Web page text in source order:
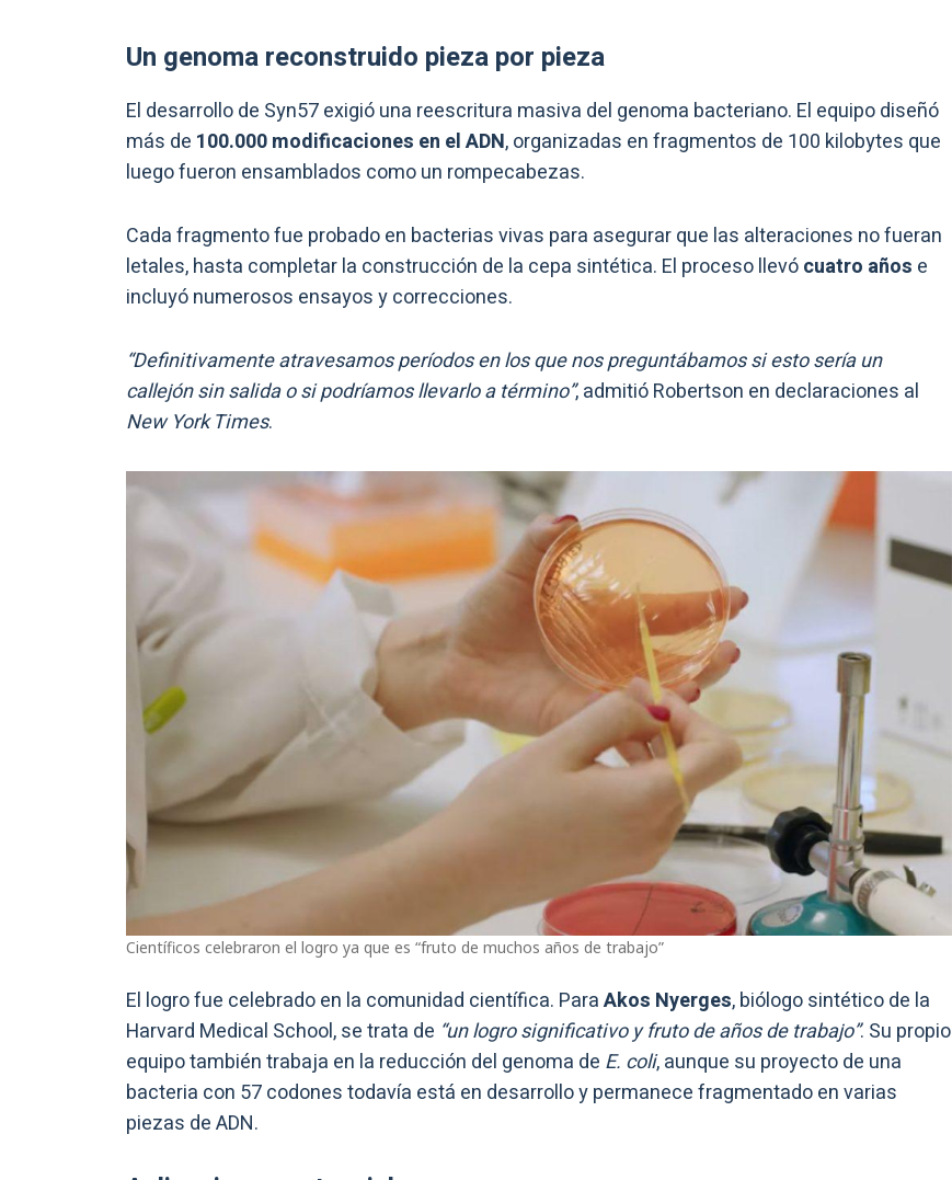
Un genoma reconstruido pieza por pieza
El desarrollo de Syn57 exigió una reescritura masiva del genoma bacteriano. El equipo diseñó
más de 100.000 modificaciones en el ADN, organizadas en fragmentos de 100 kilobytes que
luego fueron ensamblados como un rompecabezas.
Cada fragmento fue probado en bacterias vivas para asegurar que las alteraciones no fueran
letales, hasta completar la construcción de la cepa sintética. El proceso llevócuatro años e
incluyó numerosos ensayos y correcciones.
“Definitivamente atravesamos períodos en los que nos preguntábamos si esto sería un
callejón sin salida o si podríamos llevarlo a término”, admitió Robertson en declaraciones al
New York Times.
Científicos celebraron el logro ya que es “fruto de muchos años de trabajo”
El logro fue celebrado en la comunidad científica. ParaAkos Nyerges, biólogo sintético de la
Harvard Medical School, se trata de “un logro significativo y fruto de años de trabajo”. Su propio
equipo también trabaja en la reducción del genoma de E. coli, aunque su proyecto de una
bacteria con 57 codones todavía está en desarrollo y permanece fragmentado en varias
piezas de ADN.